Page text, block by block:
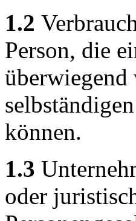
1.2
Person, die
können.
1.3
oder